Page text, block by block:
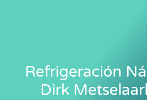
Refrigeración
Dirk